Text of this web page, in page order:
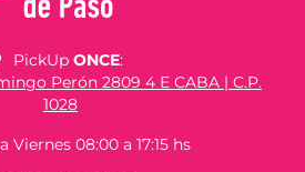
PickUp ONCE:
Perón 2809 4 E CABA | C.P.
1028
Viernes 08:00 a 17:15 hs